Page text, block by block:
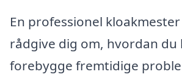
En professionel
rådgive dig om, hvordan du
forebygge fremtidige